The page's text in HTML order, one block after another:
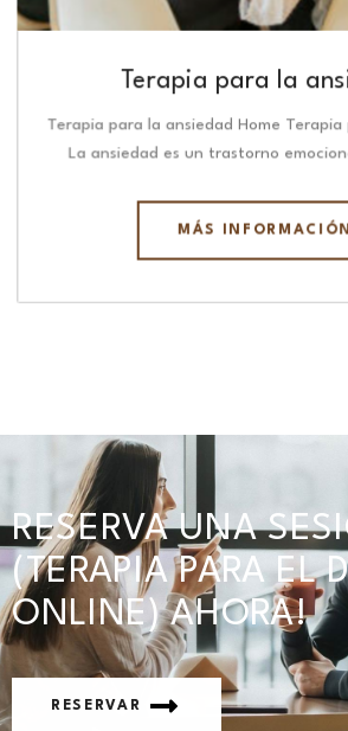
Terapia para la
Terapia para la ansiedad Home Terapia
La ansiedad es un trastorno
MÁS INFORMACIÓN
RESERVA UNA
(TERAPIA PARA EL
ONLINE) AHORA!
RESERVAR